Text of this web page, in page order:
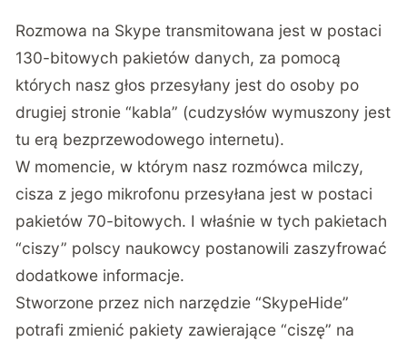
Rozmowa na Skype transmitowana jest w postaci
130-bitowych pakietów danych, za pomocą
których nasz głos przesyłany jest do osoby po
drugiej stronie “kabla” (cudzysłów wymuszony jest
tu erą bezprzewodowego internetu).
W momencie, w którym nasz rozmówca milczy,
cisza z jego mikrofonu przesyłana jest w postaci
pakietów 70-bitowych. I właśnie w tych pakietach
“ciszy” polscy naukowcy postanowili zaszyfrować
dodatkowe informacje.
Stworzone przez nich narzędzie “SkypeHide”
potrafi zmienić pakiety zawierające “ciszę” na